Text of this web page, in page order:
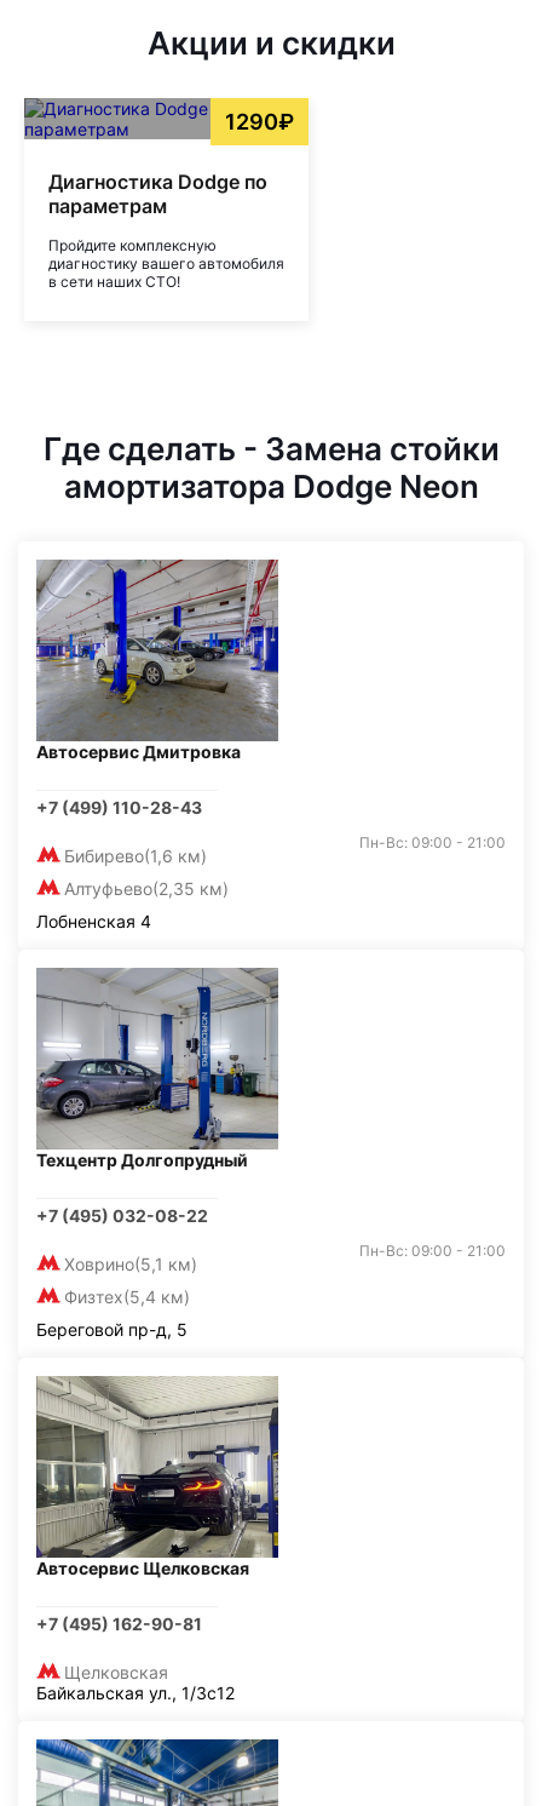
Акции и скидки
1290₽
Диагностика Dodge по
параметрам
Пройдите комплексную
диагностику вашего автомобиля
в сети наших СТО!
Где сделать - Замена стойки
амортизатора Dodge Neon
Автосервис Дмитровка
+7 (499) 110-28-43
Бибирево(1,6 км)
Алтуфьево(2,35 км)
Пн-Вс: 09:00 - 21:00
Лобненская 4
Техцентр Долгопрудный
+7 (495) 032-08-22
Ховрино(5,1 км)
Физтех(5,4 км)
Пн-Вс: 09:00 - 21:00
Береговой пр-д, 5
Автосервис Щелковская
+7 (495) 162-90-81
Щелковская
Байкальская ул., 1/3с12